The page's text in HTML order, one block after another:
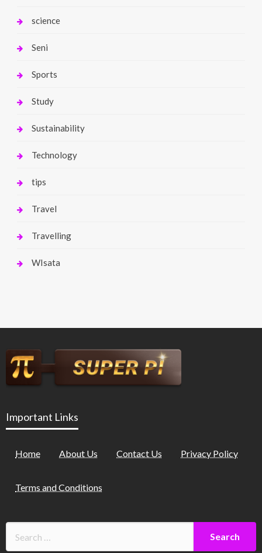
science
Seni
Sports
Study
Sustainability
Technology
tips
Travel
Travelling
WIsata
Important Links
Home About Us Contact Us Privacy Policy
Terms and Conditions